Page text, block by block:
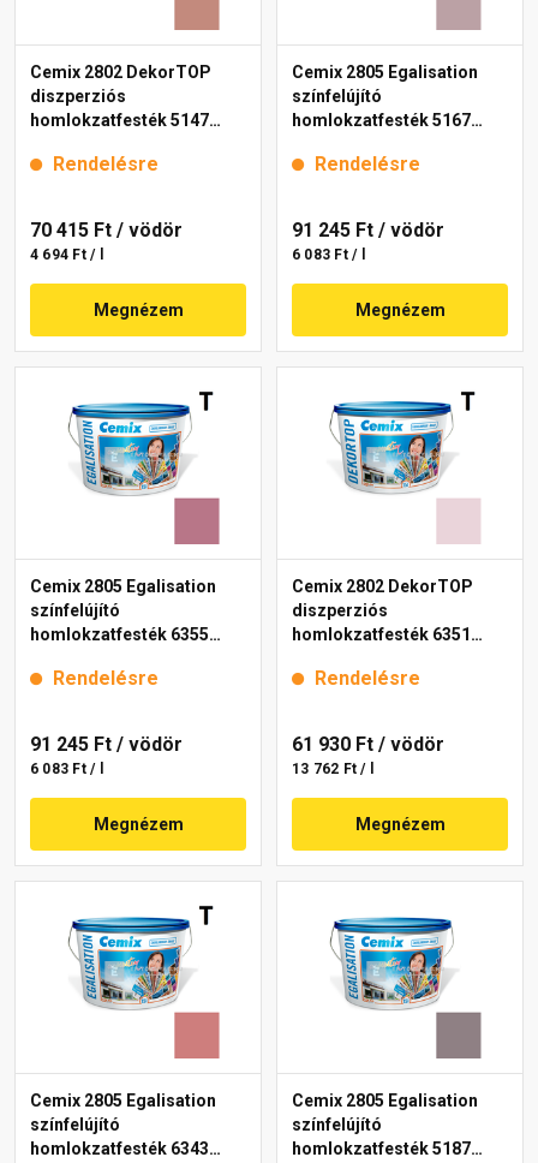
Cemix 2802 DekorTOP
diszperziós
homlokzatfesték 5147
Rendelésre
70 415 Ft / vödör
4 694 Ft / l
Megnézem
Cemix 2805 Egalisation
színfelújító
homlokzatfesték 5167
Rendelésre
91 245 Ft / vödör
6 083 Ft / l
Megnézem
Cemix 2805 Egalisation
színfelújító
homlokzatfesték 6355
Rendelésre
91 245 Ft / vödör
6 083 Ft / l
Megnézem
Cemix 2802 DekorTOP
diszperziós
homlokzatfesték 6351
Rendelésre
61 930 Ft / vödör
13 762 Ft / l
Megnézem
Cemix 2805 Egalisation
színfelújító
homlokzatfesték 6343
Cemix 2805 Egalisation
színfelújító
homlokzatfesték 5187